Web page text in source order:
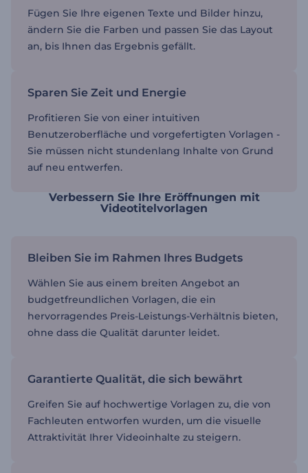
Fügen Sie Ihre eigenen Texte und Bilder hinzu,
ändern Sie die Farben und passen Sie das Layout
an, bis Ihnen das Ergebnis gefällt.
Sparen Sie Zeit und Energie
Profitieren Sie von einer intuitiven
Benutzeroberfläche und vorgefertigten Vorlagen -
Sie müssen nicht stundenlang Inhalte von Grund
auf neu entwerfen.
Verbessern Sie Ihre Eröffnungen mit
Videotitelvorlagen
Bleiben Sie im Rahmen Ihres Budgets
Wählen Sie aus einem breiten Angebot an
budgetfreundlichen Vorlagen, die ein
hervorragendes Preis-Leistungs-Verhältnis bieten,
ohne dass die Qualität darunter leidet.
Garantierte Qualität, die sich bewährt
Greifen Sie auf hochwertige Vorlagen zu, die von
Fachleuten entworfen wurden, um die visuelle
Attraktivität Ihrer Videoinhalte zu steigern.